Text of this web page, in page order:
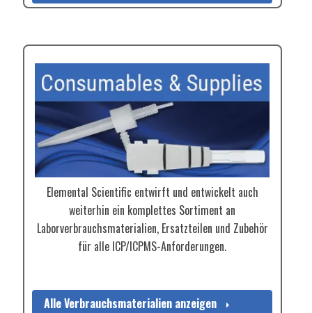
Elemental Scientific entwirft und entwickelt auch
weiterhin ein komplettes Sortiment an
Laborverbrauchsmaterialien, Ersatzteilen und Zubehör
für alle ICP/ICPMS-Anforderungen.
Alle Verbrauchsmaterialien anzeigen